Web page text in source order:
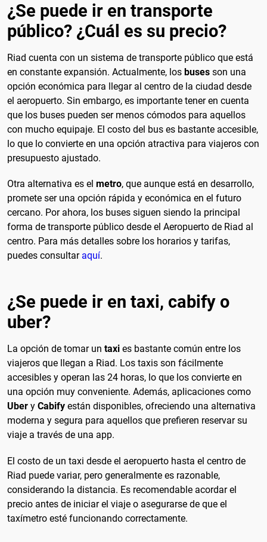
¿Se puede ir en transporte
público? ¿Cuál es su precio?
Riad cuenta con un sistema de transporte público que está
en constante expansión. Actualmente, los buses son una
opción económica para llegar al centro de la ciudad desde
el aeropuerto. Sin embargo, es importante tener en cuenta
que los buses pueden ser menos cómodos para aquellos
con mucho equipaje. El costo del bus es bastante accesible,
lo que lo convierte en una opción atractiva para viajeros con
presupuesto ajustado.
Otra alternativa es el metro, que aunque está en desarrollo,
promete ser una opción rápida y económica en el futuro
cercano. Por ahora, los buses siguen siendo la principal
forma de transporte público desde el Aeropuerto de Riad al
centro. Para más detalles sobre los horarios y tarifas,
puedes consultar aquí.
¿Se puede ir en taxi, cabify o
uber?
La opción de tomar un taxi es bastante común entre los
viajeros que llegan a Riad. Los taxis son fácilmente
accesibles y operan las 24 horas, lo que los convierte en
una opción muy conveniente. Además, aplicaciones como
Uber y Cabify están disponibles, ofreciendo una alternativa
moderna y segura para aquellos que prefieren reservar su
viaje a través de una app.
El costo de un taxi desde el aeropuerto hasta el centro de
Riad puede variar, pero generalmente es razonable,
considerando la distancia. Es recomendable acordar el
precio antes de iniciar el viaje o asegurarse de que el
taxímetro esté funcionando correctamente.